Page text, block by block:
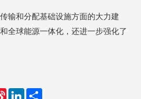
输和分配基础设施方面的大力建
全球能源一体化，还进一步强化了
S
L